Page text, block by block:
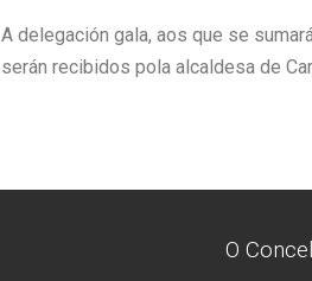
A delegación gala, aos que se
serán recibidos pola alcaldesa de
O